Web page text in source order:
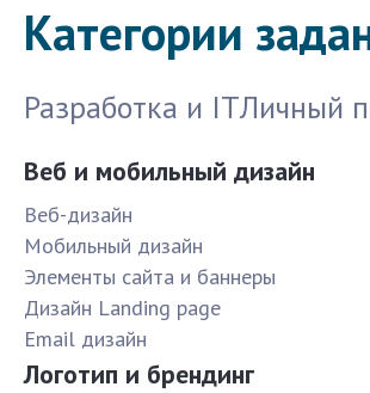
Категории
Разработка и ITЛичный
Веб и мобильный дизайн
Веб-дизайн
Мобильный дизайн
Элементы сайта и баннеры
Дизайн Landing page
Email дизайн
Логотип и брендинг